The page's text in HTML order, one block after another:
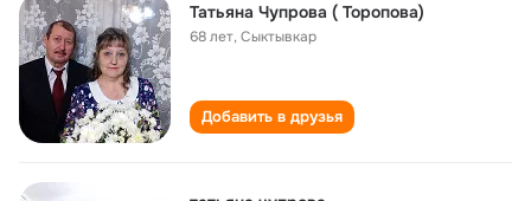
Татьяна Чупрова ( Торопова)
68 лет,Сыктывкар
Добавить в друзья